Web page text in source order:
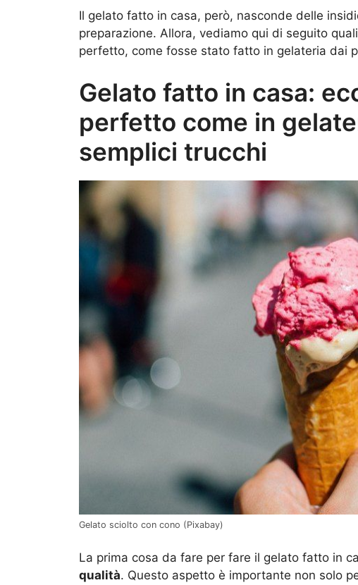
Il gelato fatto in casa, però, nasconde delle
preparazione. Allora, vediamo qui di seguito
perfetto, come fosse stato fatto in gelateria dai
Gelato fatto in casa:
perfetto come in
semplici trucchi
Gelato sciolto con cono (Pixabay)
La prima cosa da fare per fare il gelato fatto in
qualità. Questo aspetto è importante non solo